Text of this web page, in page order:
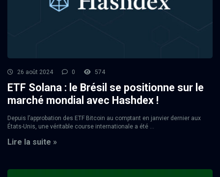
26 août 2024 0 574
ETF Solana : le Brésil se positionne sur le
marché mondial avec Hashdex !
Depuis l’approbation des ETF Bitcoin au comptant en janvier dernier aux
États-Unis, une véritable course internationale a été ...
Lire la suite »